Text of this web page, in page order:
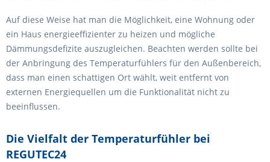
Auf diese Weise hat man die Möglichkeit, eine Wohnung oder
ein Haus energieeffizienter zu heizen und mögliche
Dämmungsdefizite auszugleichen. Beachten werden sollte bei
der Anbringung des Temperaturfühlers für den Außenbereich,
dass man einen schattigen Ort wählt, weit entfernt von
externen Energiequellen um die Funktionalität nicht zu
beeinflussen.
Die Vielfalt der Temperaturfühler bei
REGUTEC24